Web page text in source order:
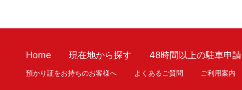
Home 現在地から探す 48時間以上の駐車申請
預かり証をお持ちのお客様へ よくあるご質問 ご利用案内